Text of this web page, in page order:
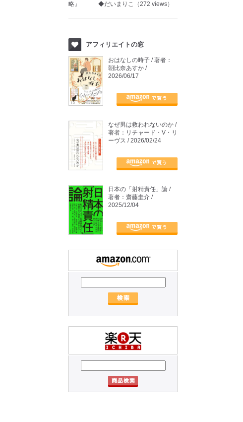
略』 ◆だいまりこ（272 views）
アフィリエイトの窓
おはなしの時子 / 著者：
朝比奈あすか /
2026/06/17
なぜ男は救われないのか /
著者：リチャード・V・リ
ーヴス / 2026/02/24
日本の「射精責任」論 /
著者：齋藤圭介 /
2025/12/04